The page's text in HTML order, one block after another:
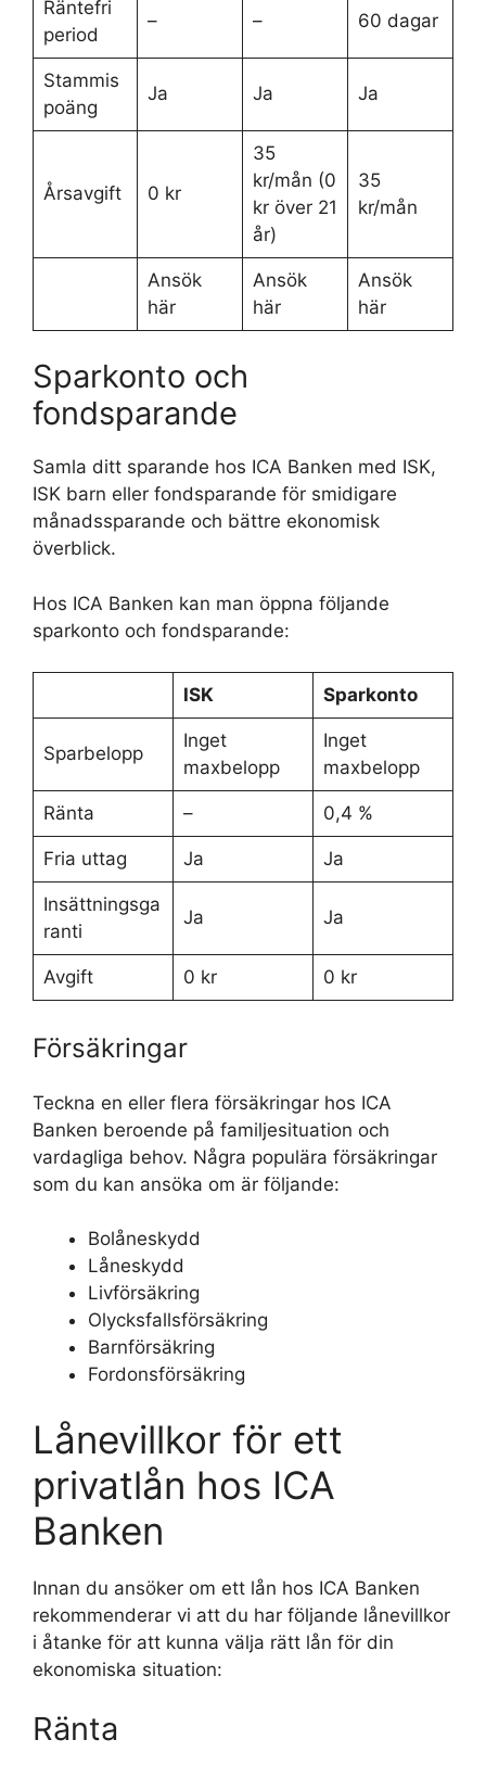
Räntefri
period
– – 60 dagar
Stammis
poäng
Ja Ja Ja
Årsavgift 0 kr
35
kr/mån (0
kr över 21
år)
35
kr/mån
Ansök
här
Ansök
här
Ansök
här
Sparkonto och
fondsparande
Samla ditt sparande hos ICA Banken med ISK,
ISK barn eller fondsparande för smidigare
månadssparande och bättre ekonomisk
överblick.
Hos ICA Banken kan man öppna följande
sparkonto och fondsparande:
ISK Sparkonto
Sparbelopp
Inget
maxbelopp
Inget
maxbelopp
Ränta – 0,4 %
Fria uttag Ja Ja
Insättningsga
ranti
Ja Ja
Avgift 0 kr 0 kr
Försäkringar
Teckna en eller flera försäkringar hos ICA
Banken beroende på familjesituation och
vardagliga behov. Några populära försäkringar
som du kan ansöka om är följande:
Bolåneskydd
Låneskydd
Livförsäkring
Olycksfallsförsäkring
Barnförsäkring
Fordonsförsäkring
Lånevillkor för ett
privatlån hos ICA
Banken
Innan du ansöker om ett lån hos ICA Banken
rekommenderar vi att du har följande lånevillkor
i åtanke för att kunna välja rätt lån för din
ekonomiska situation:
Ränta